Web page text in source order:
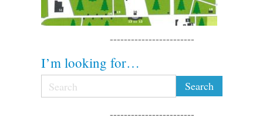
------------------------
I’m looking for…
------------------------